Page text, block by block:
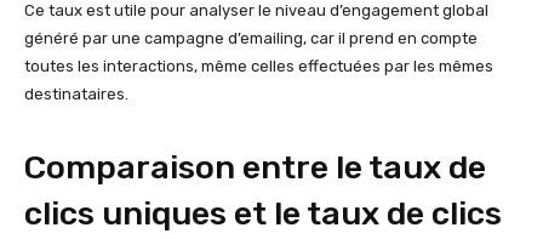
Ce taux est utile pour analyser le niveau d’engagement global
généré par une campagne d’emailing, car il prend en compte
toutes les interactions, même celles effectuées par les mêmes
destinataires.
Comparaison entre le taux de
clics uniques et le taux de clics